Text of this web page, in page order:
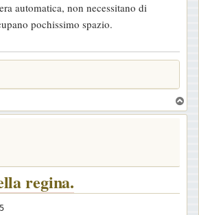
automatica, non necessitano di
pochissimo spazio.
o
regina.